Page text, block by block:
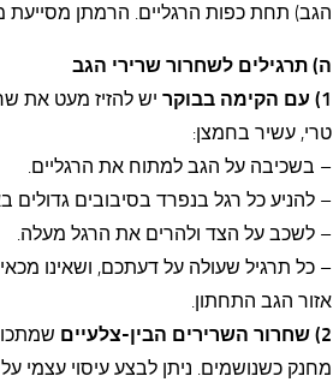
הגב) תחת כפות הרגליים. הרמתן מסייעת
ה) תרגילים לשחרור שרירי הגב
1) עם הקימה בבוקר
יש להזיז מעט את
טרי, עשיר בחמצן:
– בשכיבה על הגב למתוח את הרגליים.
– להניע כל רגל בנפרד בסיבובים גדולים
– לשכב על הצד ולהרים את הרגל מעלה.
– כל תרגיל שעולה על דעתכם, ושאינו
אזור הגב התחתון.
2) שחרור השרירים
הבין-צלעיים
מחנק כשנושמים. ניתן לבצע עיסוי עצמי